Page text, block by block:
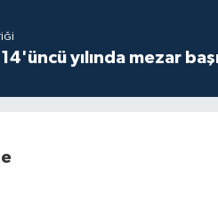
yılında mezar